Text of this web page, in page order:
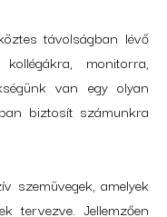
távolságban lévő
monitorra,
van egy olyan
biztosít számunkra
szemüvegek, amelyek
tervezve. Jellemzően